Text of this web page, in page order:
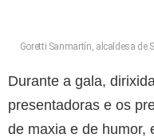
Goretti Sanmartín, alcaldesa de
Durante a gala,
presentadoras e os
de maxia e de humor,